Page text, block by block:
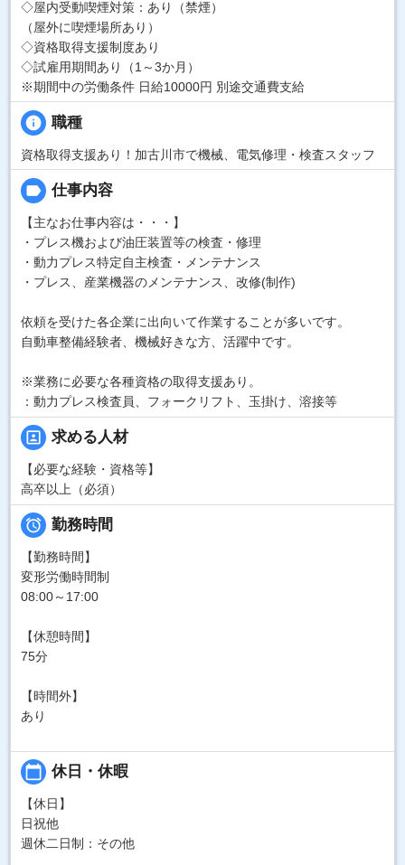
◇屋内受動喫煙対策：あり（禁煙）
（屋外に喫煙場所あり）
◇資格取得支援制度あり
◇試雇用期間あり（1～3か月）
※期間中の労働条件 日給10000円 別途交通費支給
info 職種
資格取得支援あり！加古川市で機械、電気修理・検査スタッフ
label 仕事内容
【主なお仕事内容は・・・】
・プレス機および油圧装置等の検査・修理
・動力プレス特定自主検査・メンテナンス
・プレス、産業機器のメンテナンス、改修(制作)
依頼を受けた各企業に出向いて作業することが多いです。
自動車整備経験者、機械好きな方、活躍中です。
※業務に必要な各種資格の取得支援あり。
：動力プレス検査員、フォークリフト、玉掛け、溶接等
portrait 求める人材
【必要な経験・資格等】
高卒以上（必須）
 勤務時間
【勤務時間】
変形労働時間制
08:00～17:00
【休憩時間】
75分
【時間外】
あり
calendar_today 休日・休暇
【休日】
日祝他
週休二日制：その他